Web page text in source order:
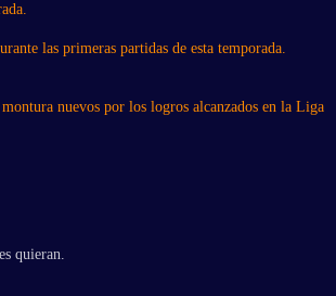
las primeras partidas de esta temporada.
nuevos por los logros alcanzados en la Liga
quieran.